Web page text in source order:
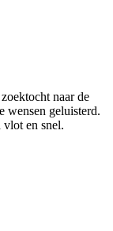
naar de
wensen geluisterd.
vlot en snel.